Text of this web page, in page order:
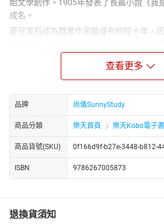
始文學創作。1905年發表了長篇小說《我
成名。
夏目漱石成為職業作家雖僅有短短十年，
力，平易詼諧中透出多樣風格、抒情中兼
使其享有「國民大作家」美稱，足見其深
所見千圓日幣上的人物肖像之一正是這位
《我是貓》、《心》、《少爺》、《草枕
【朗讀者簡介】
尚儀有聲製播中心是專業的有聲出版品製
座金鐘獎的配音大師袁光麟先生擔任聲音
學習有聲製播暨發行中心特約聲優，世新
【書籍簡介】
此部小說是夏目漱石經典文學之一，宮崎
天，畫家半夜因被屋外一位如幻影般女子
查看更多
品牌 尚儀SunnyStudy
商品分類 樂天首頁 樂天Kobo電子書
商品貨號(SKU) 0f166d9f-b27e-3448-b812-
ISBN 9786267005873
退換貨須知